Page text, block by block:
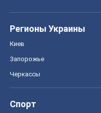
Регионы Украины
Киев
Запорожье
Черкассы
Спорт